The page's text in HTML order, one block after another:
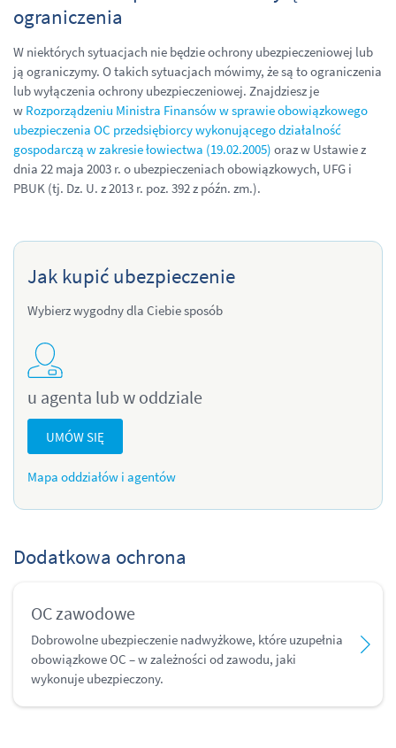
ograniczenia
W niektórych sytuacjach nie będzie ochrony ubezpieczeniowej lub
ją ograniczymy. O takich sytuacjach mówimy, że są to ograniczenia
lub wyłączenia ochrony ubezpieczeniowej. Znajdziesz je
w Rozporządzeniu Ministra Finansów w sprawie obowiązkowego
ubezpieczenia OC przedsiębiorcy wykonującego działalność
gospodarczą w zakresie łowiectwa (19.02.2005) oraz w Ustawie z
dnia 22 maja 2003 r. o ubezpieczeniach obowiązkowych, UFG i
PBUK (tj. Dz. U. z 2013 r. poz. 392 z późn. zm.).
Jak kupić ubezpieczenie
Wybierz wygodny dla Ciebie sposób
u agenta lub w oddziale
UMÓW SIĘ
Mapa oddziałów i agentów
Dodatkowa ochrona
OC zawodowe
Dobrowolne ubezpieczenie nadwyżkowe, które uzupełnia
obowiązkowe OC – w zależności od zawodu, jaki
wykonuje ubezpieczony.